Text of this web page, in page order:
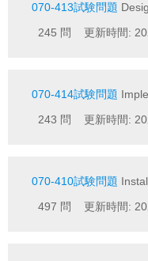
070-413試験問題
245 問 更新時間:
070-414試験問題
243 問 更新時間:
070-410試験問題
497 問 更新時間: